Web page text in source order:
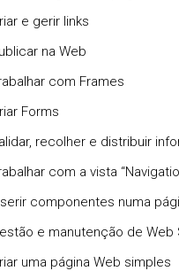
e gerir links
na Web
com Frames
Forms
recolher e distribuir
com a vista
componentes numa
e manutenção de Web
uma página Web simples